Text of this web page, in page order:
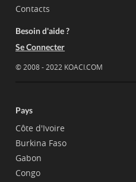
Contacts
Besoin d'aide ?
Se Connecter
© 2008 - 2022 KOACI.COM
Pays
Côte d'Ivoire
Burkina Faso
Gabon
Congo